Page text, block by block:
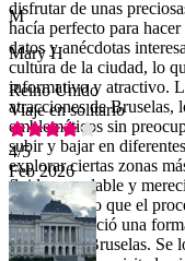
disfrutar de unas
hacía perfecto para
datos y anécdotas
cultura de la ciudad, lo
informativo y atractivo.
atracciones de Bruselas,
emblemáticos sin
subir y bajar en
explorar ciertas zonas
fluida, agradable y
Headout hizo que el
Tootbus ofreció una
encanto de Bruselas. Se
M
Mary H
Reino Unido
Viaje en solitario
4/5
Feb 2026